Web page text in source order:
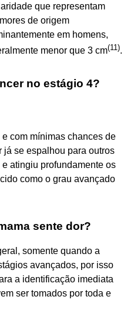
que representam
de origem
em homens,
menor que 3 cm(11).
no estágio 4?
com mínimas chances de
já se espalhou para outros
atingiu profundamente os
como o grau avançado
sente dor?
somente quando a
avançados, por isso
a identificação imediata
ser tomados por toda e